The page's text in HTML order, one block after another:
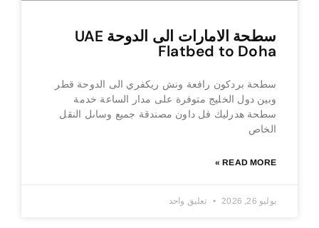
سطحة الامارات الى الدوحة UAE
Flatbed to Doha
سطحة بردكون رافعة ونش ريكفري الى الدوحة قطر
وبين دول الخليج متوفرة على مدار الساعة خدمة
سطحة هدرليك فل داون مصندقة جميع وساىل النقل
الخاص
READ MORE »
يوليو 26, 2026 تعليق واحد